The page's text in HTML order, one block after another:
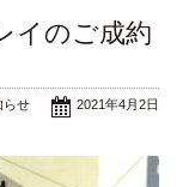
のご成約
2021年4月2日
らせ